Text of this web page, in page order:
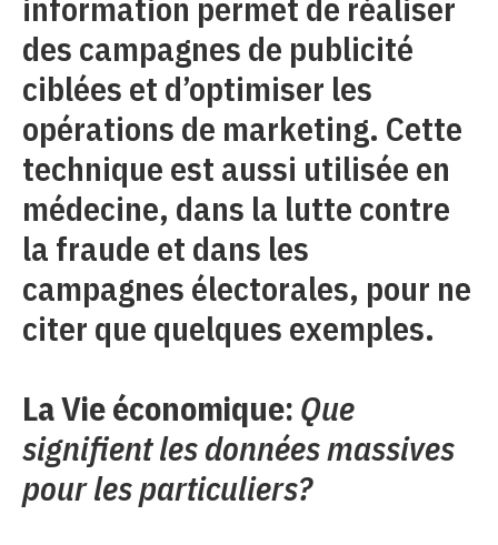
des campagnes de publicité
ciblées et d’optimiser les
opérations de marketing. Cette
technique est aussi utilisée en
médecine, dans la lutte contre
la fraude et dans les
campagnes électorales, pour ne
citer que quelques exemples.
La Vie économique: Que
signifient les données massives
pour les particuliers?